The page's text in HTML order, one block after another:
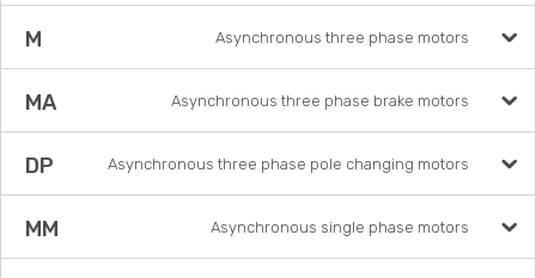
M Asynchronous three phase motors
MA Asynchronous three phase brake motors
DP Asynchronous three phase pole changing motors
MM Asynchronous single phase motors